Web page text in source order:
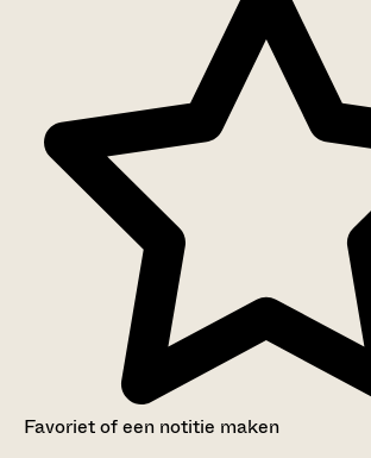
Favoriet of een notitie maken